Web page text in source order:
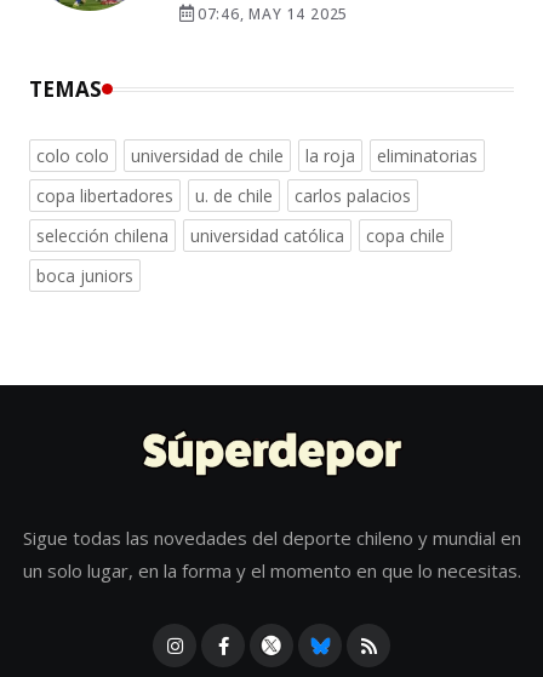
07:46, MAY 14 2025
TEMAS
colo colo universidad de chile la roja
eliminatorias
copa libertadores
u. de chile
carlos palacios
selección chilena
universidad católica
copa chile
boca juniors
Sigue todas las novedades del deporte chileno y mundial en
un solo lugar, en la forma y el momento en que lo necesitas.